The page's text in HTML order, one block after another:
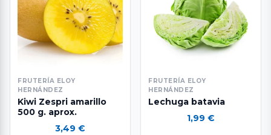
FRUTERÍA ELOY
HERNÁNDEZ
Kiwi Zespri amarillo
500 g. aprox.
3,49 €
FRUTERÍA ELOY
HERNÁNDEZ
Lechuga batavia
1,99 €